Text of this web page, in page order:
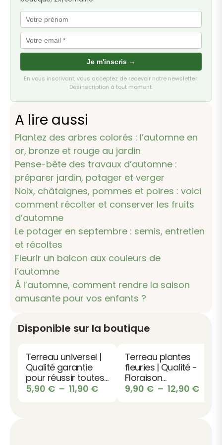
Je m'inscris →
En vous inscrivant, vous acceptez de recevoir notre newsletter.
Désinscription à tout moment.
A lire aussi
Plantez des arbres colorés : l’automne en
or, bronze et rouge au jardin
Pense-bête des travaux d’automne :
préparer jardin, potager et verger
Noix, châtaignes, pommes et poires : voici
comment récolter et conserver les fruits
d’automne
Le potager en septembre : semis, entretien
et récoltes
Fleurir un balcon aux couleurs de
l’automne
À l’automne, comment rendre la saison
amusante pour vos enfants ?
Disponible sur la boutique
Terreau universel |
Qualité garantie
pour réussir toutes
les plantations
5,90 € – 11,90 €Plage
Terreau plantes
fleuries | Qualité -
Floraison
abondante -
9,90 € – 12,90 €